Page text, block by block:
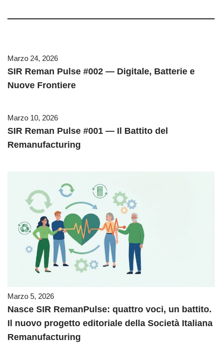
Marzo 24, 2026
SIR Reman Pulse #002 — Digitale, Batterie e
Nuove Frontiere
Marzo 10, 2026
SIR Reman Pulse #001 — Il Battito del
Remanufacturing
Marzo 5, 2026
Nasce SIR RemanPulse: quattro voci, un battito.
Il nuovo progetto editoriale della Società Italiana
Remanufacturing